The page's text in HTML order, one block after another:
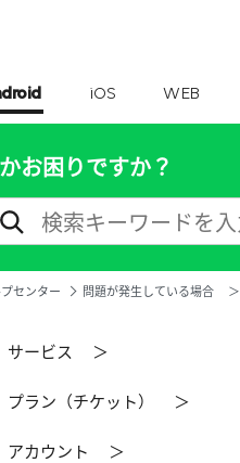
iOS WEB
お困りですか？
センター 問題が発生している場合 ＞
サービス ＞
プラン（チケット） ＞
アカウント ＞